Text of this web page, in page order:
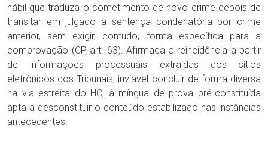
hábil que traduza o cometimento de novo crime depois de
transitar em julgado a sentença condenatória por crime
anterior, sem exigir, contudo, forma específica para a
comprovação (CP, art. 63). Afirmada a reincidência a partir
de informações processuais extraídas dos sítios
eletrônicos dos Tribunais, inviável concluir de forma diversa
na via estreita do HC, à míngua de prova pré-constituída
apta a desconstituir o conteúdo estabilizado nas instâncias
antecedentes.